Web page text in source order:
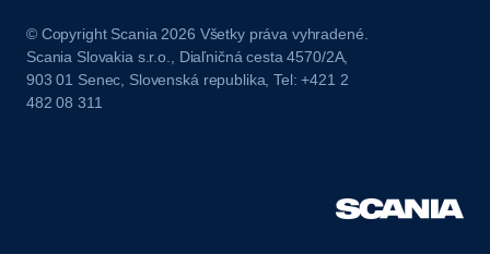
© Copyright Scania 2026 Všetky práva vyhradené.
Scania Slovakia s.r.o., Diaľničná cesta 4570/2A,
903 01 Senec, Slovenská republika, Tel: +421 2
482 08 311